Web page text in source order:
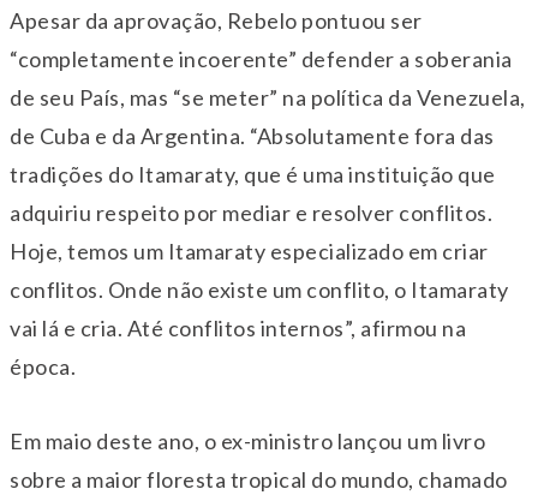
Apesar da aprovação, Rebelo pontuou ser
“completamente incoerente” defender a soberania
de seu País, mas “se meter” na política da Venezuela,
de Cuba e da Argentina. “Absolutamente fora das
tradições do Itamaraty, que é uma instituição que
adquiriu respeito por mediar e resolver conflitos.
Hoje, temos um Itamaraty especializado em criar
conflitos. Onde não existe um conflito, o Itamaraty
vai lá e cria. Até conflitos internos”, afirmou na
época.
Em maio deste ano, o ex-ministro lançou um livro
sobre a maior floresta tropical do mundo, chamado